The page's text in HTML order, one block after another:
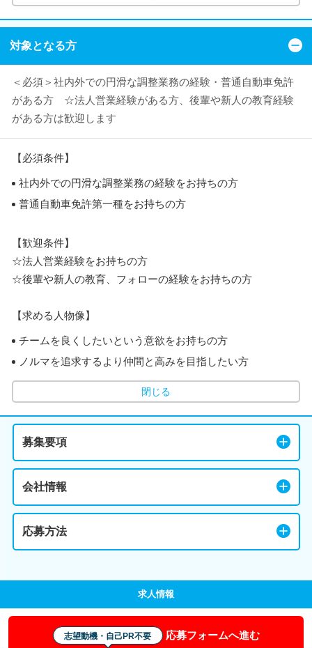
対象となる方
＜必須＞社内外での円滑な調整業務の経験・普通自動車免許
がある方 ☆法人営業経験がある方、後輩や新人の教育経験
がある方は歓迎します
【必須条件】
社内外での円滑な調整業務の経験をお持ちの方
普通自動車免許第一種をお持ちの方
【歓迎条件】
☆法人営業経験をお持ちの方
☆後輩や新人の教育、フォローの経験をお持ちの方
【求める人物像】
チームを良くしたいという意欲をお持ちの方
ノルマを追求するより仲間と高みを目指したい方
閉じる
募集要項
会社情報
応募方法
求人情報
志望動機・自己PR不要 応募フォームへ進む